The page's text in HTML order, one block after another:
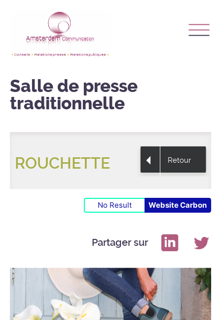
Salle de presse
traditionnelle
Retour
ROUCHETTE
No Result Website Carbon
Partager sur